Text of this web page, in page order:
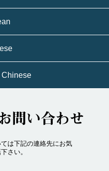
問い合わせ
は下記の連絡先にお気
さい。